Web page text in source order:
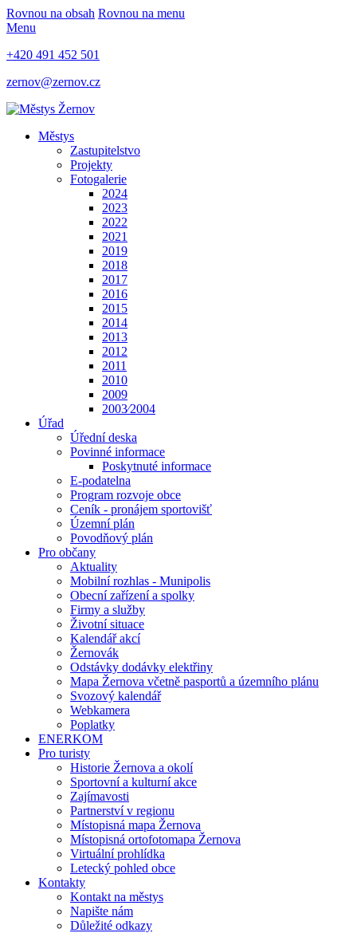
Rovnou na obsah Rovnou na menu
Menu
+420 491 452 501
zernov@zernov.cz
Městys
Zastupitelstvo
Projekty
Fotogalerie
2024
2023
2022
2021
2019
2018
2017
2016
2015
2014
2013
2012
2011
2010
2009
2003⁄2004
Úřad
Úřední deska
Povinné informace
Poskytnuté informace
E-podatelna
Program rozvoje obce
Ceník - pronájem sportovišť
Územní plán
Povodňový plán
Pro občany
Aktuality
Mobilní rozhlas - Munipolis
Obecní zařízení a spolky
Firmy a služby
Životní situace
Kalendář akcí
Žernovák
Odstávky dodávky elektřiny
Mapa Žernova včetně pasportů a územního plánu
Svozový kalendář
Webkamera
Poplatky
ENERKOM
Pro turisty
Historie Žernova a okolí
Sportovní a kulturní akce
Zajímavosti
Partnerství v regionu
Místopisná mapa Žernova
Místopisná ortofotomapa Žernova
Virtuální prohlídka
Letecký pohled obce
Kontakty
Kontakt na městys
Napište nám
Důležité odkazy